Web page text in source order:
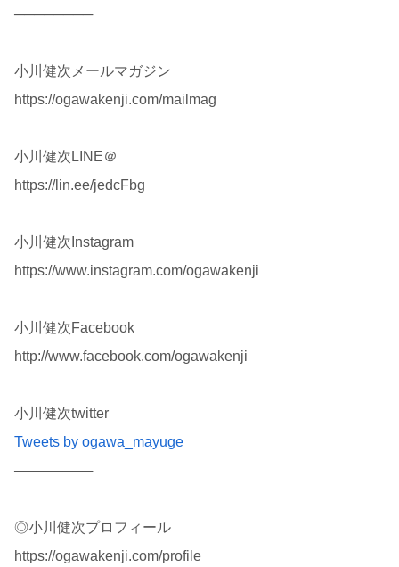
────────
小川健次メールマガジン
https://ogawakenji.com/mailmag
小川健次LINE＠
https://lin.ee/jedcFbg
小川健次Instagram
https://www.instagram.com/ogawakenji
小川健次Facebook
http://www.facebook.com/ogawakenji
小川健次twitter
Tweets by ogawa_mayuge
────────
◎小川健次プロフィール
https://ogawakenji.com/profile